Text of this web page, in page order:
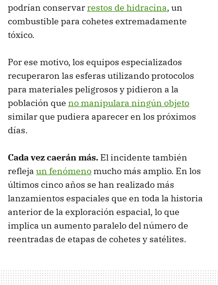
podrían conservarrestos de hidracina, un
combustible para cohetes extremadamente
tóxico.
Por ese motivo, los equipos especializados
recuperaron las esferas utilizando protocolos
para materiales peligrosos y pidieron a la
población que no manipulara ningún objeto
similar que pudiera aparecer en los próximos
días.
Cada vez caerán más. El incidente también
refleja un fenómeno mucho más amplio. En los
últimos cinco años se han realizado más
lanzamientos espaciales que en toda la historia
anterior de la exploración espacial, lo que
implica un aumento paralelo del número de
reentradas de etapas de cohetes y satélites.